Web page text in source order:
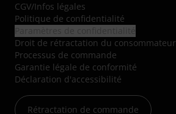
CGV/Infos légales
Politique de confidentialité
Droit de rétractation du consommateur
Processus de commande
Garantie légale de conformité
Déclaration d'accessibilité
Rétractation de commande